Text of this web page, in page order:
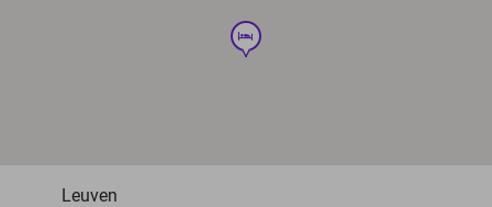
hotel
Leuven